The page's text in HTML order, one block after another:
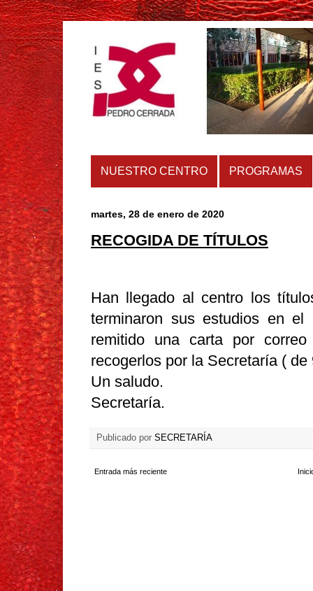
NUESTRO CENTRO PROGRAMAS
martes, 28 de enero de 2020
RECOGIDA DE TÍTULOS
Han llegado al centro los
terminaron sus estudios en el
remitido una carta por
recogerlos por la Secretaría ( de
Un saludo.
Secretaría.
Publicado por SECRETARÍA
Entrada más reciente